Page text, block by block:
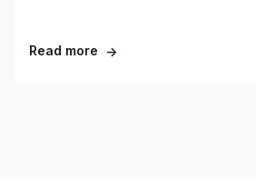
Read more →